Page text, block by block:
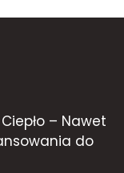
– Nawet
do